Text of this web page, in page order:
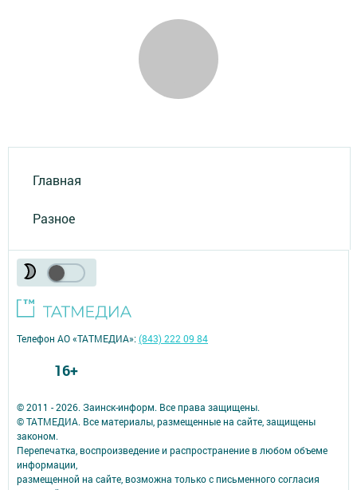
Главная
Разное
© 2011 - 2026. Заинск-информ. Все права защищены.
© ТАТМЕДИА. Все материалы, размещенные на сайте, защищены
законом.
Перепечатка, воспроизведение и распространение в любом объеме
информации,
размещенной на сайте, возможна только с письменного согласия
Телефон АО «ТАТМЕДИА»:(843) 222 09 84
16+